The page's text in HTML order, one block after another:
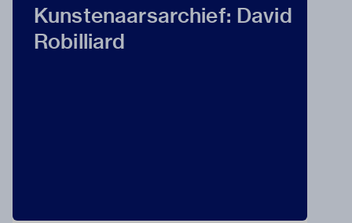
Kunstenaarsarchief: David
Robilliard